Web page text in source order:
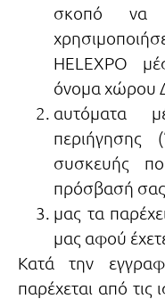
σκοπό να
HELEXPO
όνομα χώρου
αυτόματα
περιήγησης
συσκευής
πρόσβασή σας
μας τα
μας αφού
Κατά την
παρέχεται από τις